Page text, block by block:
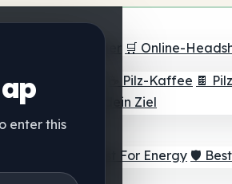
enter this
🛒 Online-
🫙 Pilz-Pulver ☕ Pilz-Kaffee 🍫
🎯 Beste für dein Ziel
⚡ Best For Energy 🛡️